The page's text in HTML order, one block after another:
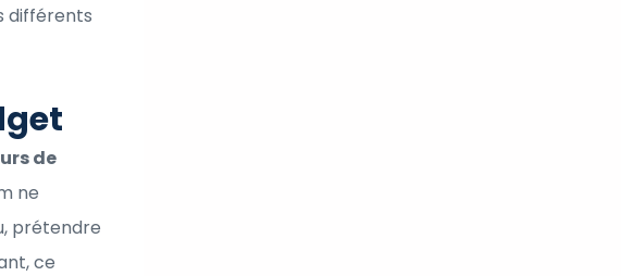
différents
de
ne
prétendre
ce